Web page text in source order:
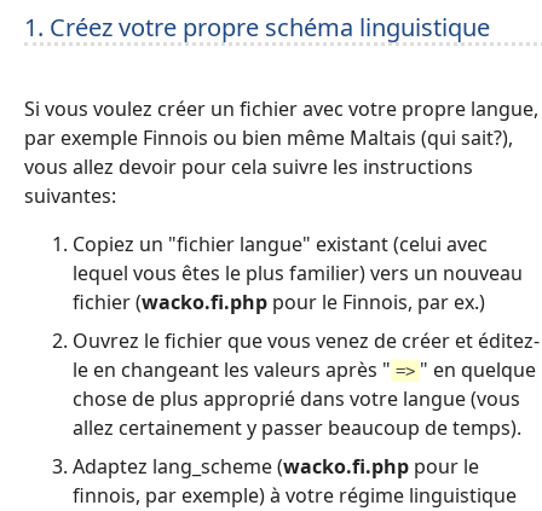
1. Créez votre propre schéma linguistique
Si vous voulez créer un fichier avec votre propre langue,
par exemple Finnois ou bien même Maltais (qui sait?),
vous allez devoir pour cela suivre les instructions
suivantes:
Copiez un "fichier langue" existant (celui avec
lequel vous êtes le plus familier) vers un nouveau
fichier (wacko.fi.php pour le Finnois, par ex.)
Ouvrez le fichier que vous venez de créer et éditez-
le en changeant les valeurs après " => " en quelque
chose de plus approprié dans votre langue (vous
allez certainement y passer beaucoup de temps).
Adaptez lang_scheme (wacko.fi.php pour le
finnois, par exemple) à votre régime linguistique